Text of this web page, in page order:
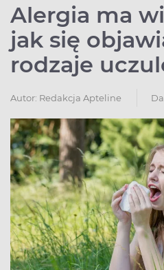
Alergia ma
jak się
rodzaje
Autor: Redakcja Apteline